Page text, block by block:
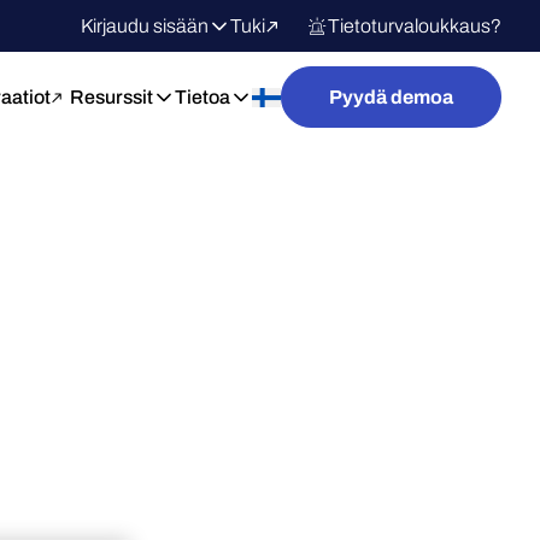
Kirjaudu sisään Tuki Tietoturvaloukkaus?
Resurssit Tietoa Pyydä demoa